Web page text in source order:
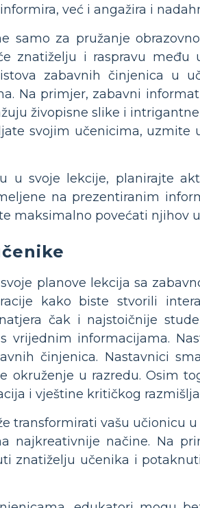
već i angažira i
samo za pružanje
znatiželju i raspravu među
zabavnih činjenica u
Na primjer, zabavni
živopisne slike i
svojim učenicima, uzmite
u svoje lekcije, planirajte
na prezentiranim
maksimalno povećati njihov
planove lekcija sa
kako biste stvorili
čak i najstoičnije
vrijednim informacijama.
činjenica. Nastavnici
okruženje u razredu. Osim
i vještine kritičkog
transformirati vašu učionicu
najkreativnije načine. Na
znatiželju učenika i